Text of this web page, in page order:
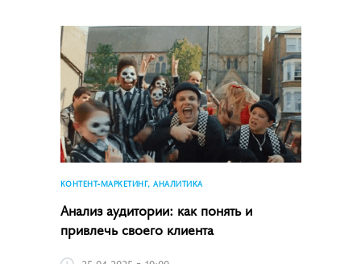
КОНТЕНТ-МАРКЕТИНГ, АНАЛИТИКА
Анализ аудитории: как понять и
привлечь своего клиента